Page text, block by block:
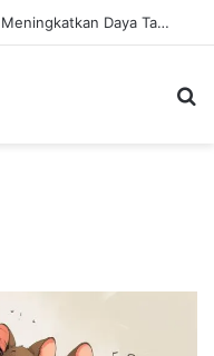
Strategi Kesehatan Harian untuk Meningkatkan Daya Tahan Tubuh dalam Beraktivitas